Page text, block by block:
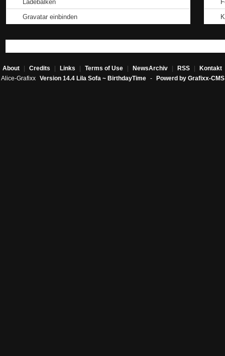
Ladebalken
Gravatar einbinden
About Credits Links Terms of Use NewsArchiv RSS Kontakt
Alice-Grafixx Version 14.4 Lila Sofa ~ BirthdayTime - Powerd by Grafixx-CMS